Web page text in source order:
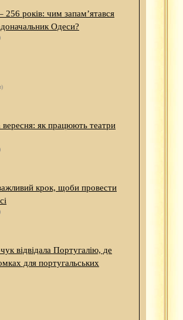
256 років: чим запам’ятався
Одеси?
вересня: як працюють театри
крок, щоби провести
відвідала Португалію, де
для португальських